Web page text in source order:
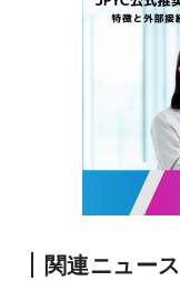
関連ニュース